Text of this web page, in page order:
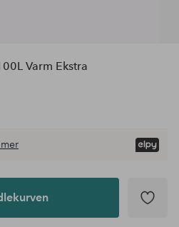
Varm Ekstra